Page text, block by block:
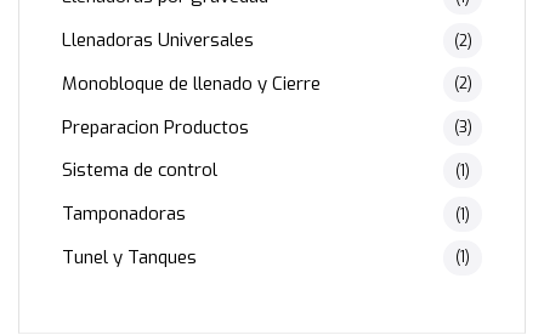
Llenadoras Universales (2)
Monobloque de llenado y Cierre (2)
Preparacion Productos (3)
Sistema de control (1)
Tamponadoras (1)
Tunel y Tanques (1)